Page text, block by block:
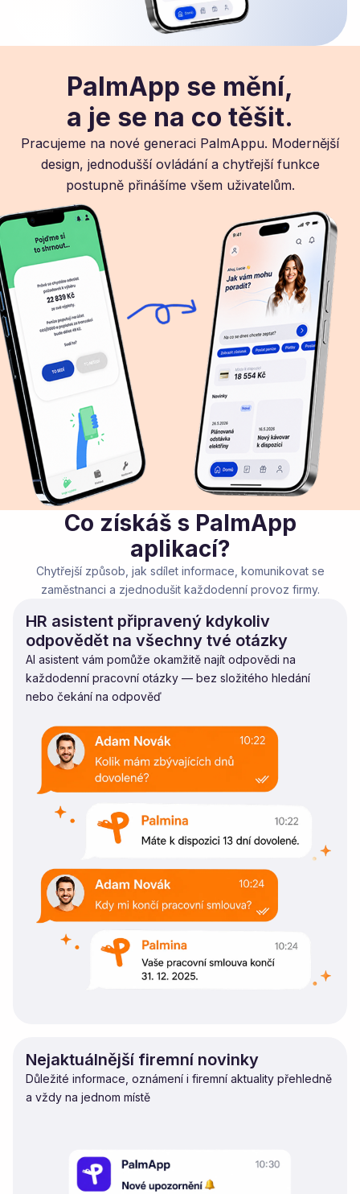
PalmApp se mění,
a je se na co těšit.
Pracujeme na nové generaci PalmAppu. Modernější
design, jednodušší ovládání a chytřejší funkce
postupně přinášíme všem uživatelům.
Co získáš s PalmApp
aplikací?
Chytřejší způsob, jak sdílet informace, komunikovat se
zaměstnanci a zjednodušit každodenní provoz firmy.
HR asistent připravený kdykoliv
odpovědět na všechny tvé otázky
AI asistent vám pomůže okamžitě najít odpovědi na
každodenní pracovní otázky — bez složitého hledání
nebo čekání na odpověď
Nejaktuálnější firemní novinky
Důležité informace, oznámení i firemní aktuality přehledně
a vždy na jednom místě